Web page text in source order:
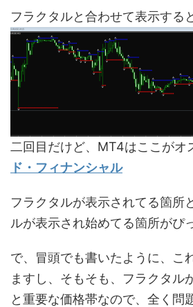
フラクタルと合わせて表示する
二回目だけど、MT4はここが
ド・フィナンシャル
フラクタルが表示されてる箇所
ルが表示され始めてる箇所がぴ
で、冒頭でも書いたように、こ
ますし、そもそも、フラクタル
と重要な価格帯なので、全く問